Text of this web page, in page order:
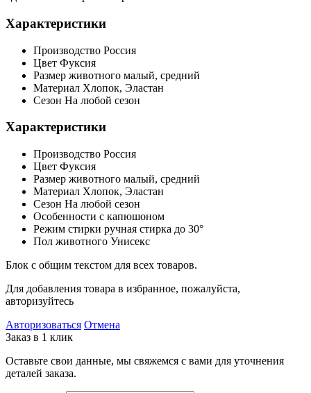
Характеристики
Производство Россия
Цвет Фуксия
Размер животного малый, средний
Материал Хлопок, Эластан
Сезон На любой сезон
Характеристики
Производство Россия
Цвет Фуксия
Размер животного малый, средний
Материал Хлопок, Эластан
Сезон На любой сезон
Особенности с капюшоном
Режим стирки ручная стирка до 30°
Пол животного Унисекс
Блок с общим текстом для всех товаров.
Для добавления товара в избранное, пожалуйста,
авторизуйтесь
Авторизоваться Отмена
Заказ в 1 клик
Оставьте свои данные, мы свяжемся с вами для уточнения
деталей заказа.